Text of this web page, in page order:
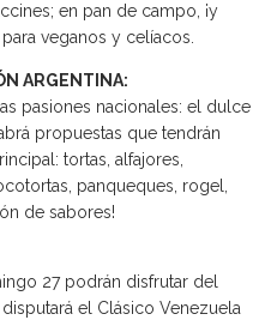
en pan de campo, ¡y
veganos y celíacos.
ARGENTINA:
pasiones nacionales: el dulce
propuestas que tendrán
tortas, alfajores,
panqueques, rogel,
de sabores!
27 podrán disfrutar del
el Clásico Venezuela